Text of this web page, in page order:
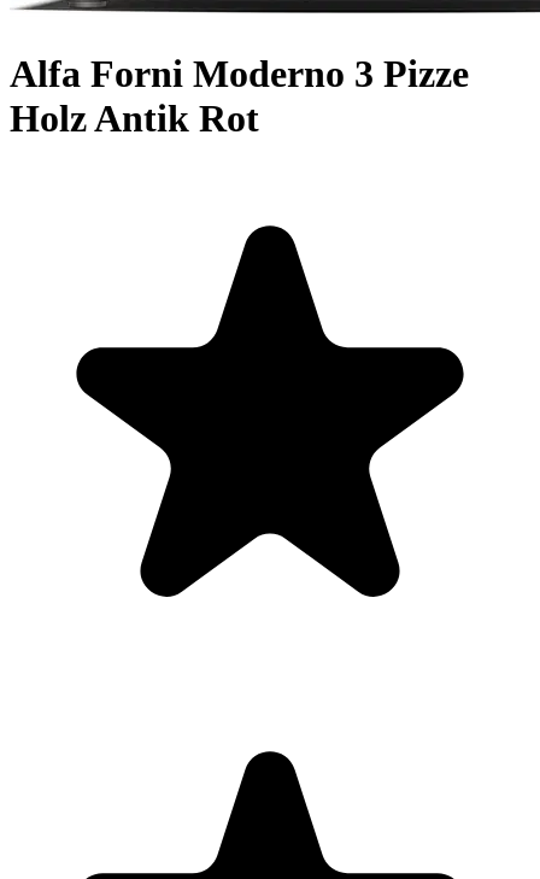
Alfa Forni Moderno 3 Pizze
Holz Antik Rot